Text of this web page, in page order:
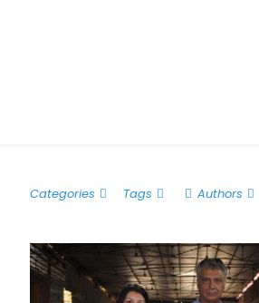
Categories Tags Authors